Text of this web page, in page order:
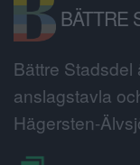
BÄTTRE
Bättre Stadsdel
anslagstavla
Hägersten-